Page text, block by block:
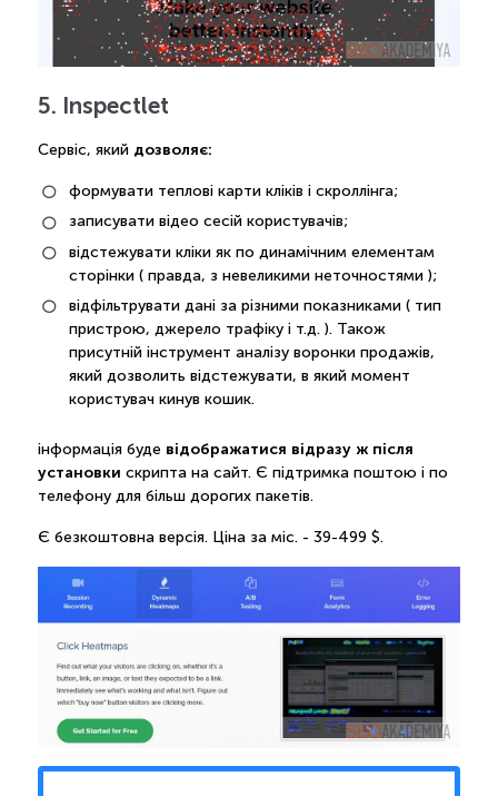
5. Inspectlet
Сервіс, який дозволяє:
формувати теплові карти кліків і скроллінга;
записувати відео сесій користувачів;
відстежувати кліки як по динамічним елементам
сторінки ( правда, з невеликими неточностями );
відфільтрувати дані за різними показниками ( тип
пристрою, джерело трафіку і т.д. ). Також
присутній інструмент аналізу воронки продажів,
який дозволить відстежувати, в який момент
користувач кинув кошик.
інформація буде відображатися відразу ж після
установки скрипта на сайт. Є підтримка поштою і по
телефону для більш дорогих пакетів.
Є безкоштовна версія. Ціна за міс. - 39-499 $.